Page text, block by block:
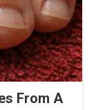
From A